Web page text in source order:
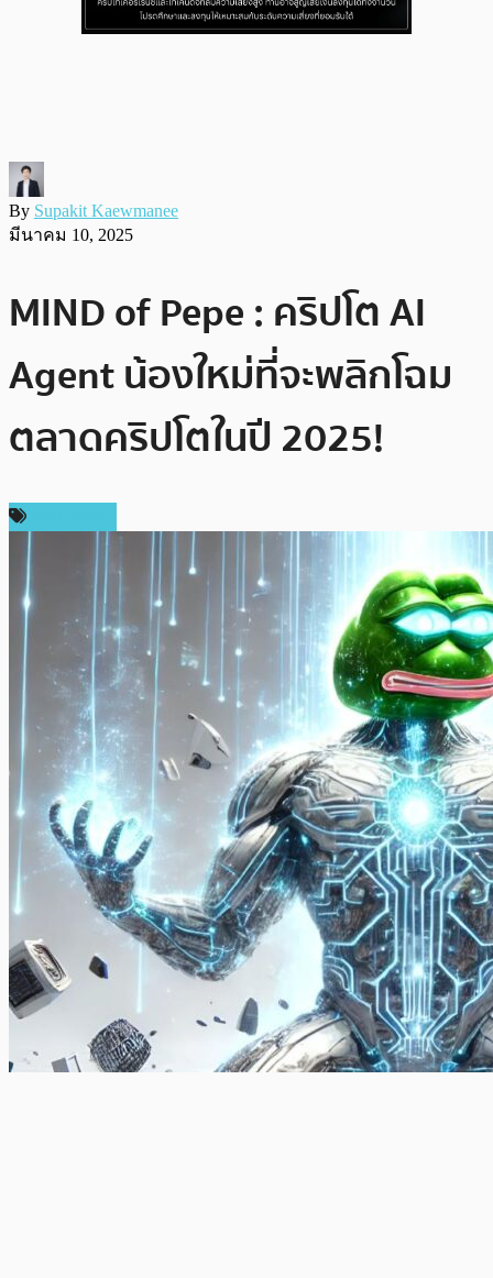
By Supakit Kaewmanee
มีนาคม 10, 2025
MIND of Pepe : คริปโต AI
Agent น้องใหม่ที่จะพลิกโฉม
ตลาดคริปโตในปี 2025!